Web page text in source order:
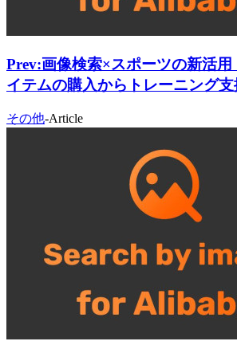
Prev:画像検索×スポーツの新活
イテムの購入からトレーニング
その他-Article